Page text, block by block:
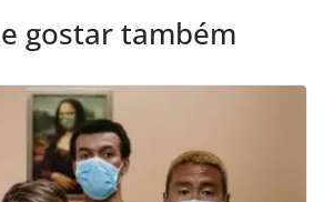
gostar também